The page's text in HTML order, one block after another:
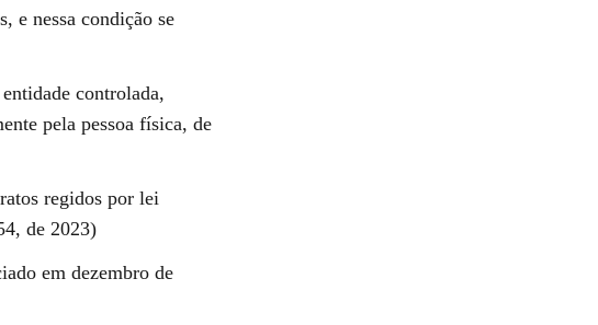
e nessa condição se
controlada,
pela pessoa física, de
regidos por lei
de 2023)
em dezembro de